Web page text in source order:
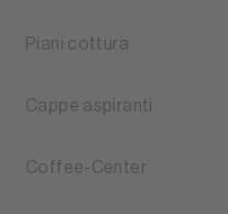
Piani cottura
Cappe aspiranti
Coffee-Center